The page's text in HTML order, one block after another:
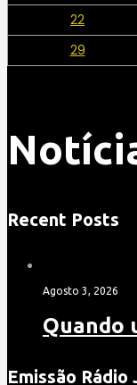
22
29
Recent Posts
Agosto 3, 2026
Quando
Emissão